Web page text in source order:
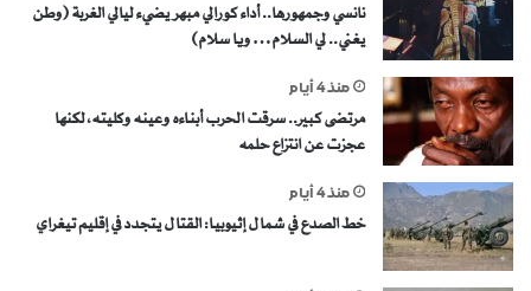
نانسي وجمهورها.. أداء كورالي مبهر يضيء ليالي الغربة (وطن
يغني.. لي السلام… ويا سلام)
منذ 4 أيام
مرتضى كبير.. سرقت الحرب أبناءه وعينه وكليته، لكنها
عجزت عن انتزاع حلمه
منذ 4 أيام
خط الصدع في شمال إثيوبيا: القتال يتجدد في إقليم تيغراي